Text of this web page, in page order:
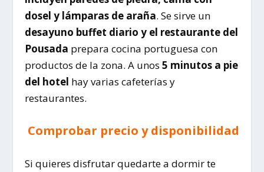
dosel y lámparas de araña. Se sirve un
desayuno buffet diario y el restaurante del
Pousada prepara cocina portuguesa con
productos de la zona. A unos5 minutos a pie
del hotel hay varias cafeterías y
restaurantes.
Comprobar precio y disponibilidad
Si quieres disfrutar quedarte a dormir te